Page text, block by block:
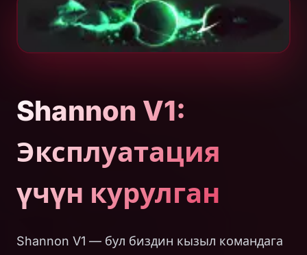
Shannon V1:
Эксплуатация
үчүн курулган
Shannon V1 — бул биздин кызыл командага